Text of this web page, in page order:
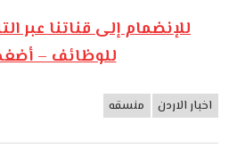
للإنضمام إلى قناتنا عبر
للوظائف –
وظائف
اخبار الاردن منسقه